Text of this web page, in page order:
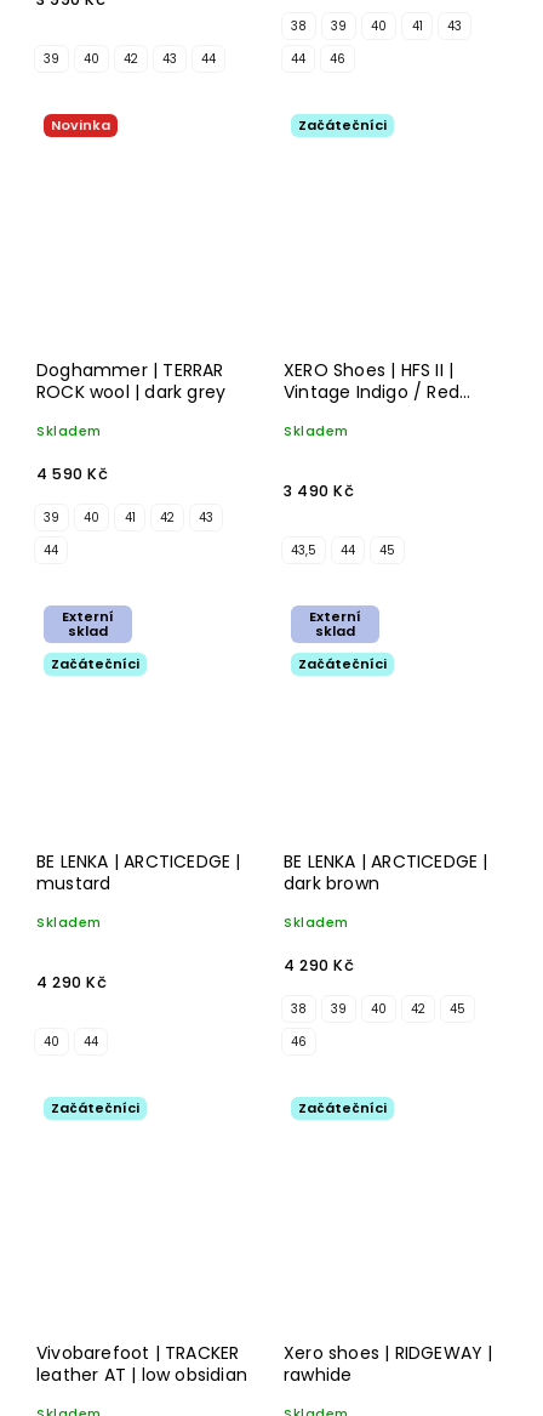
39 40 42 43 44
38 39 40 41 43
44 46
Novinka
Doghammer | TERRAR
ROCK wool | dark grey
Skladem
4 590 Kč
39 40 41 42 43
44
Začátečníci
XERO Shoes | HFS II |
Vintage Indigo / Red
Skladem
3 490 Kč
43,5 44 45
Externí
sklad
Začátečníci
BE LENKA | ARCTICEDGE |
mustard
Skladem
4 290 Kč
40 44
Externí
sklad
Začátečníci
BE LENKA | ARCTICEDGE |
dark brown
Skladem
4 290 Kč
38 39 40 42 45
46
Začátečníci
Vivobarefoot | TRACKER
leather AT | low obsidian
Začátečníci
Xero shoes | RIDGEWAY |
rawhide